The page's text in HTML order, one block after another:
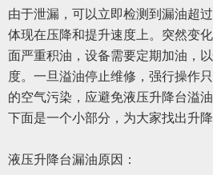
由于泄漏，可以立即检测到漏油超
体现在压降和提升速度上。突然变
面严重积油，设备需要定期加油，
度。一旦溢油停止维修，强行操作
的空气污染，应避免液压升降台溢
下面是一个小部分，为大家找出升
液压升降台漏油原因：